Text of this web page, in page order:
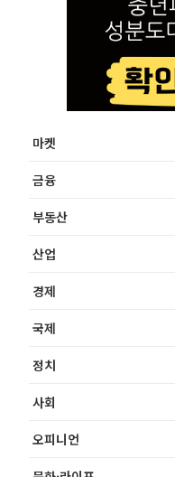
마켓
금융
부동산
산업
경제
국제
정치
사회
오피니언